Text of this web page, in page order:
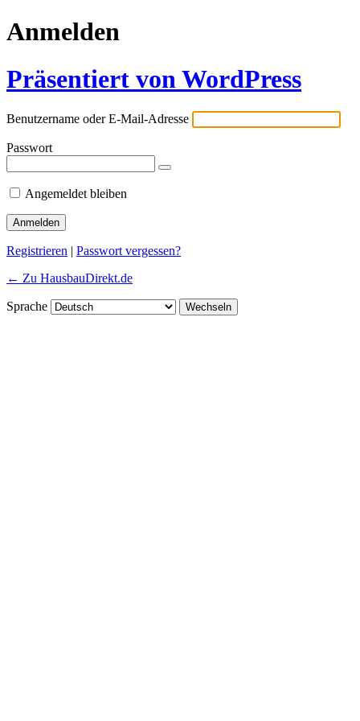
Anmelden
Präsentiert von WordPress
Benutzername oder E-Mail-Adresse
Passwort
Angemeldet bleiben
Registrieren | Passwort vergessen?
← Zu HausbauDirekt.de
Sprache